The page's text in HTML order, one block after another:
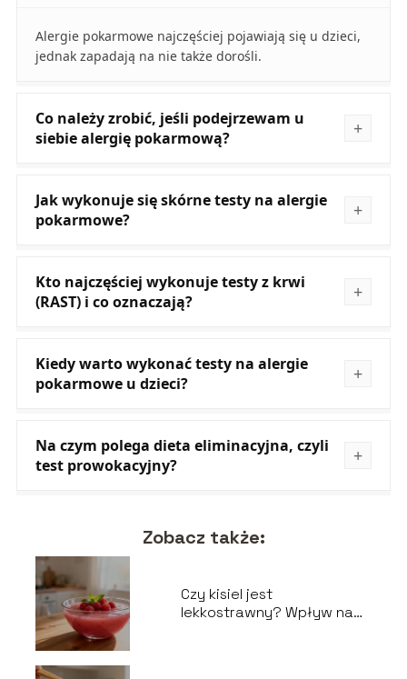
Alergie pokarmowe najczęściej pojawiają się u dzieci,
jednak zapadają na nie także dorośli.
Co należy zrobić, jeśli podejrzewam u
siebie alergię pokarmową?
Jak wykonuje się skórne testy na alergie
pokarmowe?
Kto najczęściej wykonuje testy z krwi
(RAST) i co oznaczają?
Kiedy warto wykonać testy na alergie
pokarmowe u dzieci?
Na czym polega dieta eliminacyjna, czyli
test prowokacyjny?
Zobacz także:
Czy kisiel jest
lekkostrawny? Wpływ na